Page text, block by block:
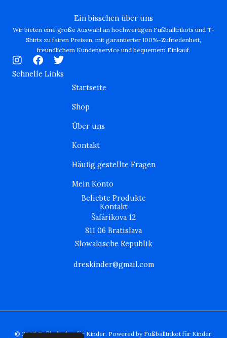
Ein bisschen über uns
Wir bieten eine große Auswahl an hochwertigen Fußballtrikots und T-
Shirts zu fairen Preisen, mit garantierter 100%-Zufriedenheit,
freundlichem Kundenservice und bequemem Einkauf.
I
n
s
F
a
c
T
w
i
Schnelle Links
Startseite
Shop
Über uns
Kontakt
Häufig gestellte Fragen
Mein Konto
Beliebte Produkte
Kontakt
Šafárikova 12
811 06 Bratislava
Slowakische Republik
dreskinder@gmail.com
© 2025 Fußballtrikot für Kinder. Powered by Fußballtrikot für Kinder.